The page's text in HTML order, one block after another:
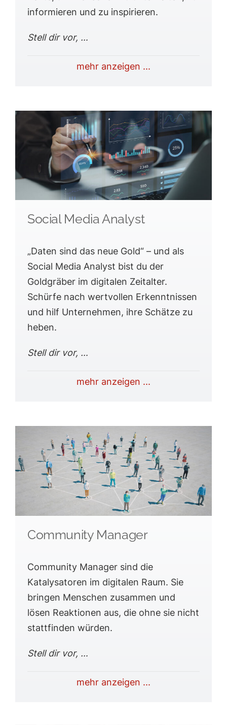
informieren und zu inspirieren.
Stell dir vor, …
mehr anzeigen ...
Social Media Analyst
„Daten sind das neue Gold“ – und als
Social Media Analyst bist du der
Goldgräber im digitalen Zeitalter.
Schürfe nach wertvollen Erkenntnissen
und hilf Unternehmen, ihre Schätze zu
heben.
Stell dir vor, …
mehr anzeigen ...
Community Manager
Community Manager sind die
Katalysatoren im digitalen Raum. Sie
bringen Menschen zusammen und
lösen Reaktionen aus, die ohne sie nicht
stattfinden würden.
Stell dir vor, …
mehr anzeigen ...